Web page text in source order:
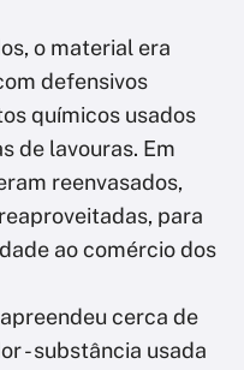
o material era
defensivos
químicos usados
de lavouras. Em
reenvasados,
para
ao comércio dos
cerca de
- substância usada